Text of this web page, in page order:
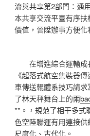
流與共享第2部門：通
本共享交流平臺有序
價值，晉陞辦事方便化
在增進綜合運輸成
《起落式航空集裝器
車傳送輥體系技巧請
了林天秤舞台上的兩
**。，規范了相干多式
色空陸聯運有用連接
尺度化、古代化。